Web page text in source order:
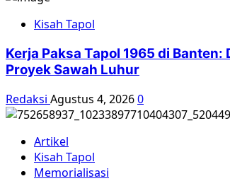
Kisah Tapol
Kerja Paksa Tapol 1965 di
Proyek Sawah Luhur
Redaksi Agustus 4, 20260
Artikel
Kisah Tapol
Memorialisasi